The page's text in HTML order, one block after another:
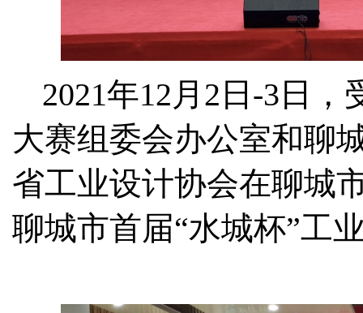
2021年12月 2 日 -3 日，
大赛组委会办公室和聊
省工业设计协会在聊城
聊城市首届“水城杯”工